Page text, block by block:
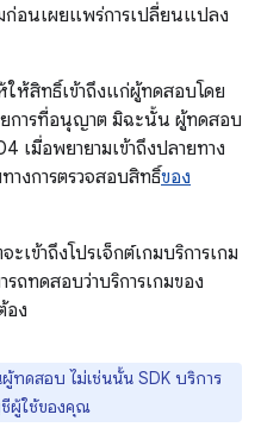
ก่อนเผยแพร่การเปลี่ยนแปลง
ห้สิทธิ์เข้าถึงแก่ผู้ทดสอบโดย
การที่อนุญาต มิฉะนั้น ผู้ทดสอบ
มื่อพยายามเข้าถึงปลายทาง
างการตรวจสอบสิทธิ์ของ
ข้าถึงโปรเจ็กต์เกมบริการเกม
ถทดสอบว่าบริการเกมของ
อง
ทดสอบ ไม่เช่นนั้น SDK บริการ
ผู้ใช้ของคุณ